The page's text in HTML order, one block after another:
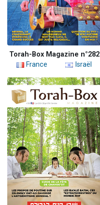
Torah-Box Magazine n°282
France
Israël